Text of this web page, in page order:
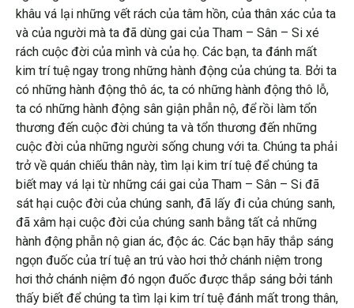
khâu vá lại những vết rách của tâm hồn, của thân xác của ta
và của người mà ta đã dùng gai của Tham – Sân – Si xé
rách cuộc đời của mình và của họ. Các bạn, ta đánh mất
kim trí tuệ ngay trong những hành động của chúng ta. Bởi ta
có những hành động thô ác, ta có những hành động thô lỗ,
ta có những hành động sân giận phẫn nộ, để rồi làm tổn
thương đến cuộc đời chúng ta và tổn thương đến những
cuộc đời của những người sống chung với ta. Chúng ta phải
trở về quán chiếu thân này, tìm lại kim trí tuệ để chúng ta
biết may vá lại từ những cái gai của Tham – Sân – Si đã
sát hại cuộc đời của chúng sanh, đã lấy đi của chúng sanh,
đã xâm hại cuộc đời của chúng sanh bằng tất cả những
hành động phẫn nộ gian ác, độc ác. Các bạn hãy thắp sáng
ngọn đuốc của trí tuệ an trú vào hơi thở chánh niệm trong
hơi thở chánh niệm đó ngọn đuốc được thắp sáng bởi tánh
thấy biết để chúng ta tìm lại kim trí tuệ đánh mất trong thân,